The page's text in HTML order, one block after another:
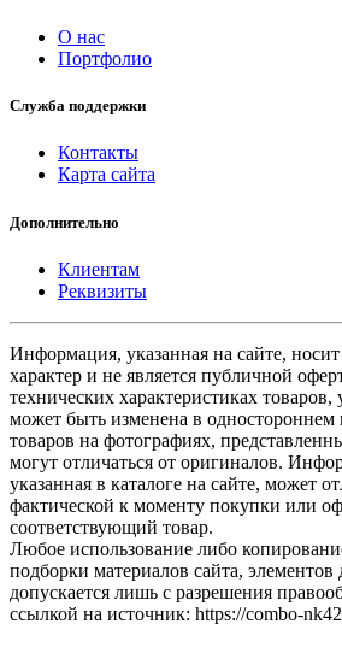
О нас
Портфолио
Служба поддержки
Контакты
Карта сайта
Дополнительно
Клиентам
Реквизиты
Информация, указанная на сайте,
характер и не является публичной
технических характеристиках товаров,
может быть изменена в
товаров на фотографиях,
могут отличаться от оригиналов.
указанная в каталоге на сайте, может
фактической к моменту покупки или
соответствующий товар.
Любое использование либо
подборки материалов сайта,
допускается лишь с разрешения
ссылкой на источник: https://combo-